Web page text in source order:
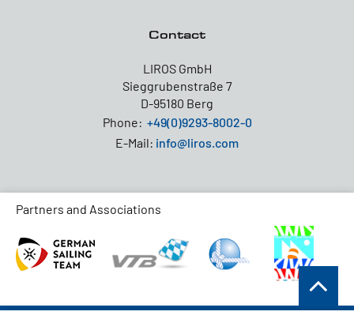
Contact
LIROS GmbH
Sieggrubenstraße 7
D-95180 Berg
Phone: +49(0)9293-8002-0
E-Mail: info@liros.com
Partners and Associations